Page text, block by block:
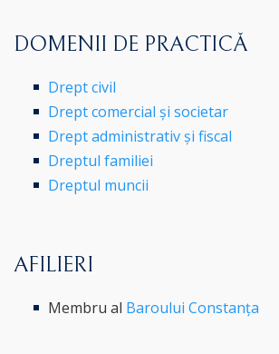
DOMENII DE PRACTICĂ
Drept civil
Drept comercial și societar
Drept administrativ și fiscal
Dreptul familiei
Dreptul muncii
AFILIERI
Membru al Baroului Constanța